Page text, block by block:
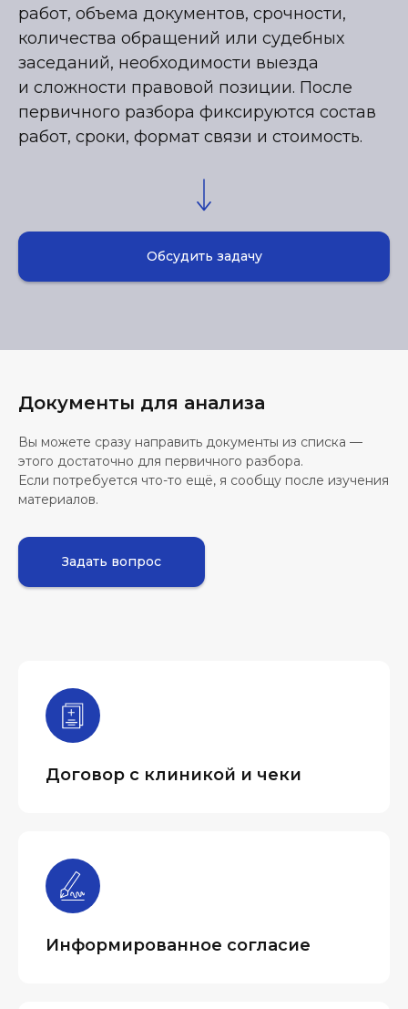
работ, объема документов, срочности,
количества обращений или судебных
заседаний, необходимости выезда
и сложности правовой позиции. После
первичного разбора фиксируются состав
работ, сроки, формат связи и стоимость.
Обсудить задачу
Документы для анализа
Вы можете сразу направить документы из списка —
этого достаточно для первичного разбора.
Если потребуется что-то ещё, я сообщу после изучения
материалов.
Задать вопрос
Договор с клиникой и чеки
Информированное согласие